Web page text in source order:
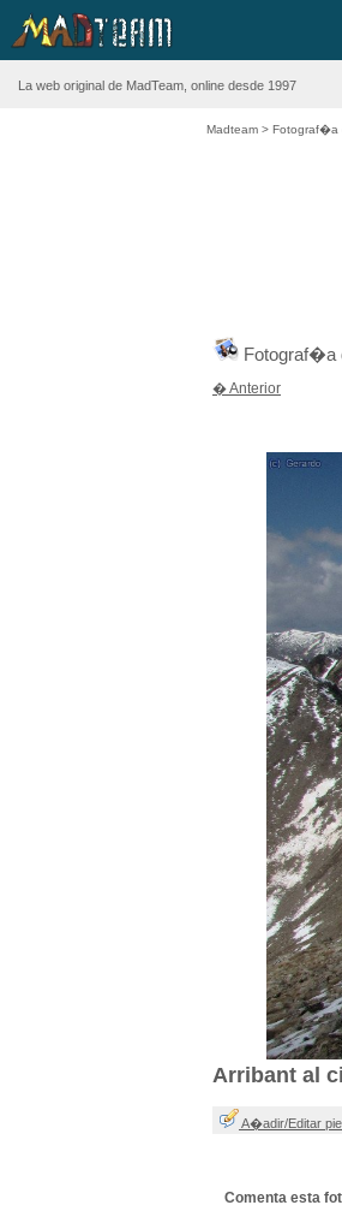
La web original de MadTeam, online desde 1997
Madteam > Fotograf�a
Fotograf�a
� Anterior
Arribant al
A�adir/Editar
Comenta esta